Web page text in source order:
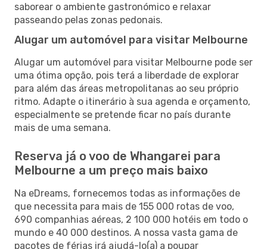
saborear o ambiente gastronómico e relaxar
passeando pelas zonas pedonais.
Alugar um automóvel para visitar Melbourne
Alugar um automóvel para visitar Melbourne pode ser
uma ótima opção, pois terá a liberdade de explorar
para além das áreas metropolitanas ao seu próprio
ritmo. Adapte o itinerário à sua agenda e orçamento,
especialmente se pretende ficar no país durante
mais de uma semana.
Reserva já o voo de Whangarei para
Melbourne a um preço mais baixo
Na eDreams, fornecemos todas as informações de
que necessita para mais de 155 000 rotas de voo,
690 companhias aéreas, 2 100 000 hotéis em todo o
mundo e 40 000 destinos. A nossa vasta gama de
pacotes de férias irá ajudá-lo(a) a poupar